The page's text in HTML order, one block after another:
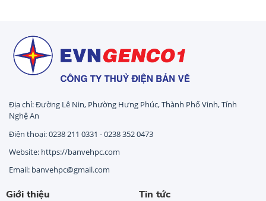
Địa chỉ: Đường Lê Nin, Phường Hưng Phúc, Thành Phố Vinh, Tỉnh
Nghệ An
Điện thoại: 0238 211 0331 - 0238 352 0473
Website: https://banvehpc.com
Email: banvehpc@gmail.com
Giới thiệu Tin tức